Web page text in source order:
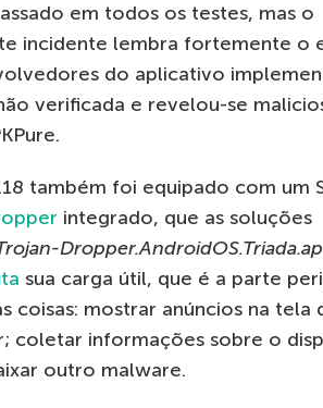
em todos os testes, mas o
incidente lembra fortemente o
do aplicativo
verificada e revelou-se
também foi equipado com um
integrado, que as soluções
Dropper.AndroidOS.Triada.ap
sua carga útil, que é a parte
coisas: mostrar anúncios na tela
coletar informações sobre o
outro malware.